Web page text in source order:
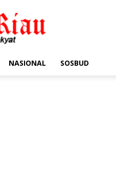
NASIONAL SOSBUD